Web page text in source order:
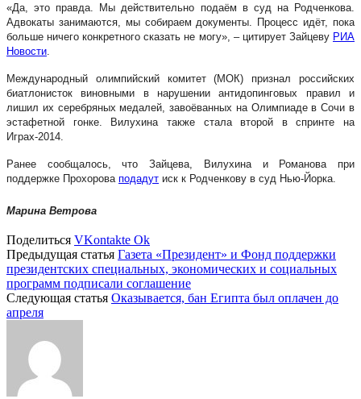
«Да, это правда. Мы действительно подаём в суд на Родченкова.
Адвокаты занимаются, мы собираем документы. Процесс идёт, пока
больше ничего конкретного сказать не могу», – цитирует Зайцеву РИА
Новости
Международный олимпийский комитет (МОК) признал российских
биатлонисток виновными в нарушении антидопинговых правил и
лишил их серебряных медалей, завоёванных на Олимпиаде в Сочи в
эстафетной гонке. Вилухина также стала второй в спринте на
Играх-2014.
Ранее сообщалось, что Зайцева, Вилухина и Романова при
поддержке Прохорова подадут иск к Родченкову в суд Нью-Йорка.
Марина Ветрова
Поделиться VKontakte Ok
Предыдущая статья Газета «Президент» и Фонд поддержки
президентских специальных, экономических и социальных
программ подписали соглашение
Следующая статья Оказывается, бан Египта был оплачен до
апреля